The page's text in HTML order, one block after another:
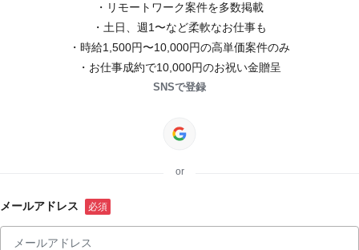
・リモートワーク案件を多数掲載
・土日、週1〜など柔軟なお仕事も
・時給1,500円〜10,000円の高単価案件のみ
・お仕事成約で10,000円のお祝い金贈呈
SNSで登録
or
メールアドレス